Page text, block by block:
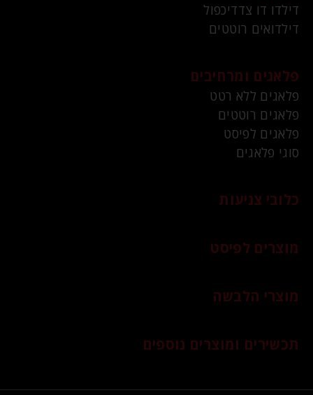
דילדו דו צדדיכפול
דילדואים רוטטים
פלאגים ומרחיבים
פלאגים ללא רטט
פלאגים רוטטים
פלאגים לפיסט
סוגי פלאגים
כלובי צניעות
מוצרים לפיסט
מוצרי הלבשה
תכשירים ומוצרים נוספים